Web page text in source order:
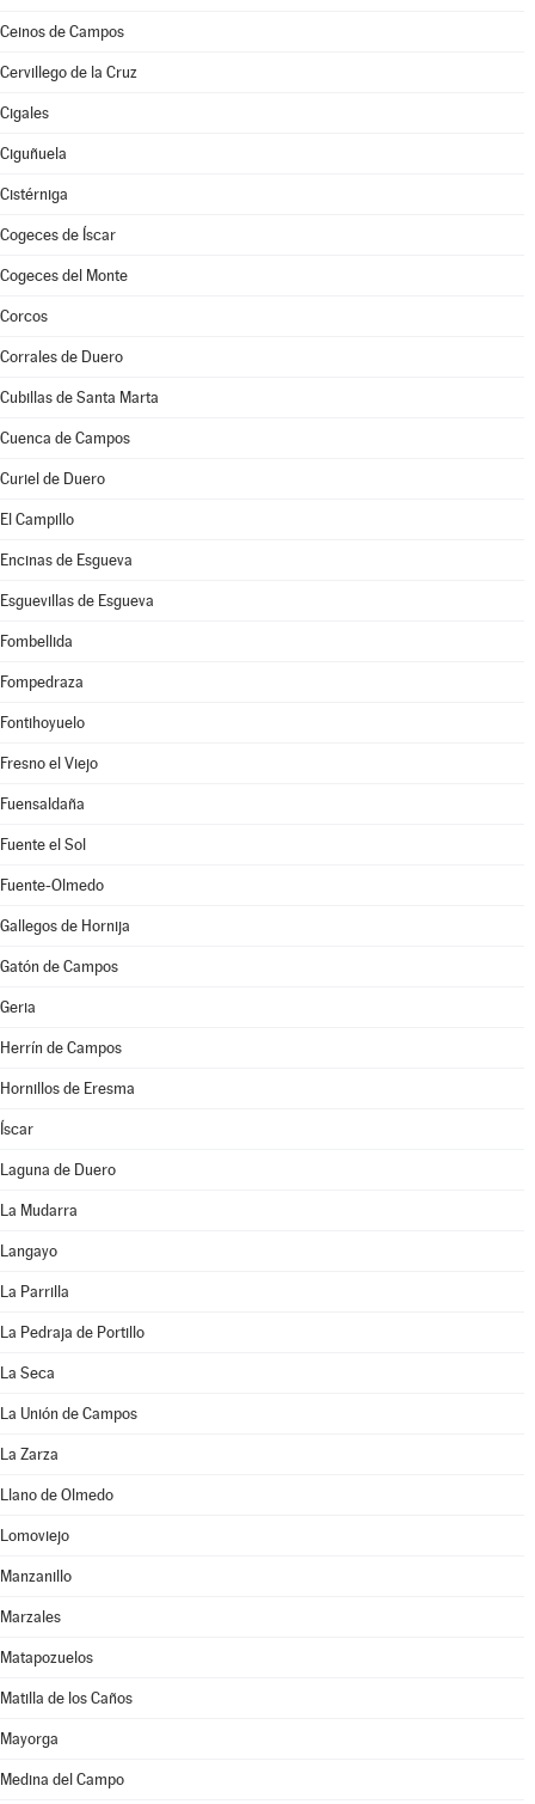
Ceinos de Campos
Cervillego de la Cruz
Cigales
Ciguñuela
Cistérniga
Cogeces de Íscar
Cogeces del Monte
Corcos
Corrales de Duero
Cubillas de Santa Marta
Cuenca de Campos
Curiel de Duero
El Campillo
Encinas de Esgueva
Esguevillas de Esgueva
Fombellida
Fompedraza
Fontihoyuelo
Fresno el Viejo
Fuensaldaña
Fuente el Sol
Fuente-Olmedo
Gallegos de Hornija
Gatón de Campos
Geria
Herrín de Campos
Hornillos de Eresma
Íscar
Laguna de Duero
La Mudarra
Langayo
La Parrilla
La Pedraja de Portillo
La Seca
La Unión de Campos
La Zarza
Llano de Olmedo
Lomoviejo
Manzanillo
Marzales
Matapozuelos
Matilla de los Caños
Mayorga
Medina del Campo